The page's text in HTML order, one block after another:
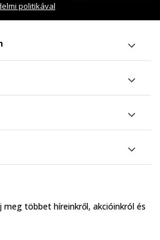
politikával
többet híreinkről, akcióinkról és